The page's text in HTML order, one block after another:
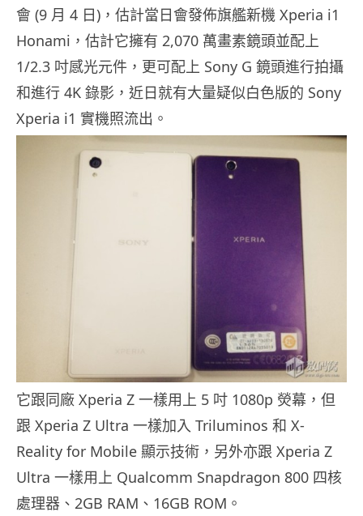
會 (9 月 4 日)，估計當日會發佈旗艦新機 Xperia i1
Honami，估計它擁有 2,070 萬畫素鏡頭並配上
1/2.3 吋感光元件，更可配上 Sony G 鏡頭進行拍攝
和進行 4K 錄影，近日就有大量疑似白色版的 Sony
Xperia i1 實機照流出。
它跟同廠 Xperia Z 一樣用上 5 吋 1080p 熒幕，但
跟 Xperia Z Ultra 一樣加入 Triluminos 和 X-
Reality for Mobile 顯示技術，另外亦跟 Xperia Z
Ultra 一樣用上 Qualcomm Snapdragon 800 四核
處理器、2GB RAM、16GB ROM。